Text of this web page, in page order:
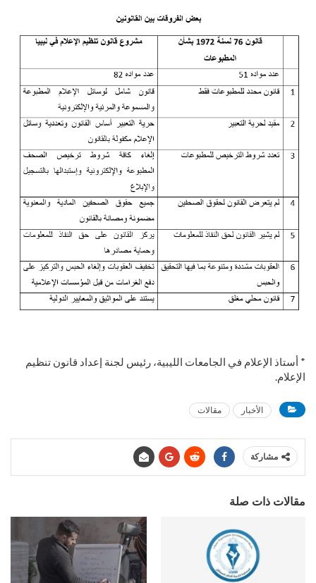
* أستاذ الإعلام في الجامعات الليبية، رئيس لجنة إعداد قانون تنظيم
الإعلام.
الأخبار مقالات
مشاركة
مقالات ذات صلة